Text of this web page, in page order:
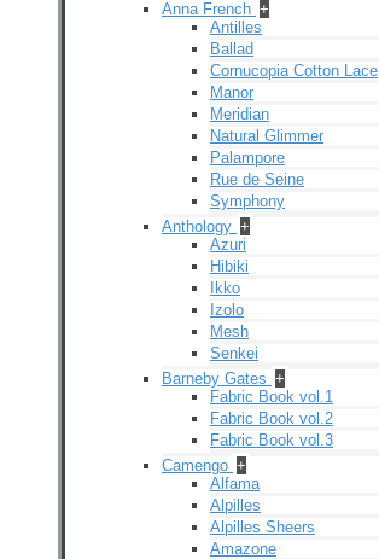
Anna French +
Antilles
Ballad
Cornucopia Cotton Lace
Manor
Meridian
Natural Glimmer
Palampore
Rue de Seine
Symphony
Anthology +
Azuri
Hibiki
Ikko
Izolo
Mesh
Senkei
Barneby Gates +
Fabric Book vol.1
Fabric Book vol.2
Fabric Book vol.3
Camengo +
Alfama
Alpilles
Alpilles Sheers
Amazone